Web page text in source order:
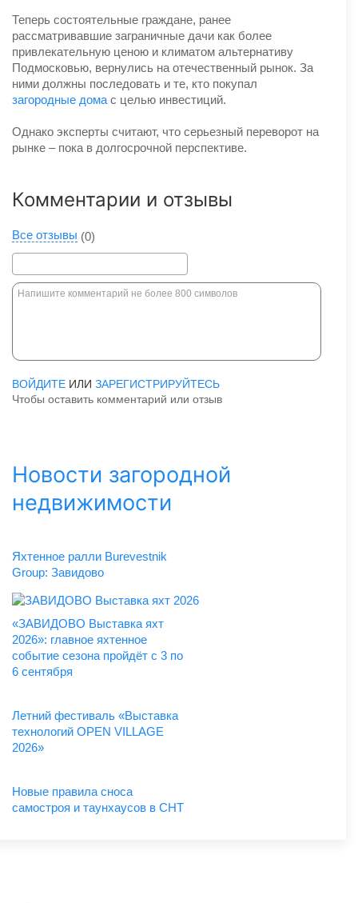
Теперь состоятельные граждане, ранее
рассматривавшие заграничные дачи как более
привлекательную ценою и климатом альтернативу
Подмосковью, вернулись на отечественный рынок. За
ними должны последовать и те, кто покупал
загородные дома с целью инвестиций.
Однако эксперты считают, что серьезный переворот на
рынке – пока в долгосрочной перспективе.
Комментарии и отзывы
Все отзывы (0)
ВОЙДИТЕ ИЛИ ЗАРЕГИСТРИРУЙТЕСЬ
Чтобы оставить комментарий или отзыв
Новости загородной
недвижимости
Яхтенное ралли Burevestnik
Group: Завидово
«ЗАВИДОВО Выставка яхт
2026»: главное яхтенное
событие сезона пройдёт с 3 по
6 сентября
Летний фестиваль «Выставка
технологий OPEN VILLAGE
2026»
Новые правила сноса
самостроя и таунхаусов в СНТ